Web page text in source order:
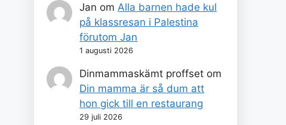
Jan om Alla barnen hade kul
på klassresan i Palestina
förutom Jan
1 augusti 2026
Dinmammaskämt proffset om
Din mamma är så dum att
hon gick till en restaurang
29 juli 2026